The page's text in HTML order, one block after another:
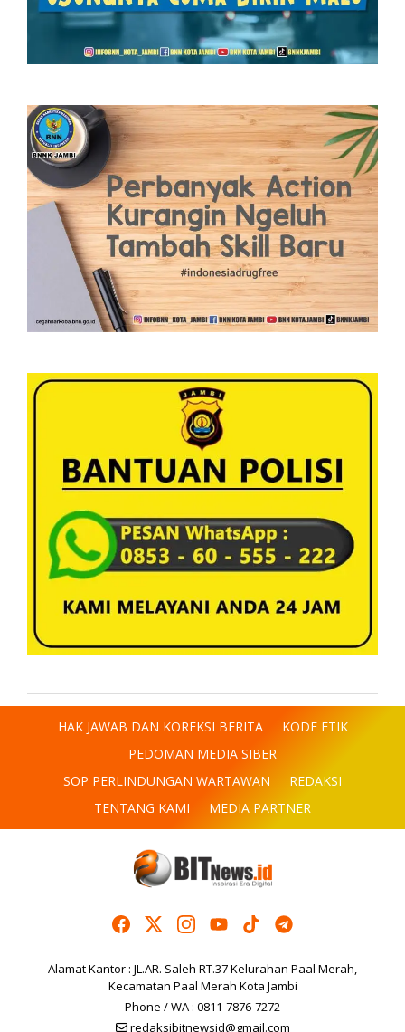
HAK JAWAB DAN KOREKSI BERITA
KODE ETIK
PEDOMAN MEDIA SIBER
SOP PERLINDUNGAN WARTAWAN
REDAKSI
TENTANG KAMI
MEDIA PARTNER
Alamat Kantor : JL.AR. Saleh RT.37 Kelurahan Paal Merah,
Kecamatan Paal Merah Kota Jambi
Phone / WA : 0811-7876-7272
redaksibitnewsid@gmail.com